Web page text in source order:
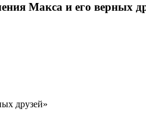
Макса и его верных
друзей»